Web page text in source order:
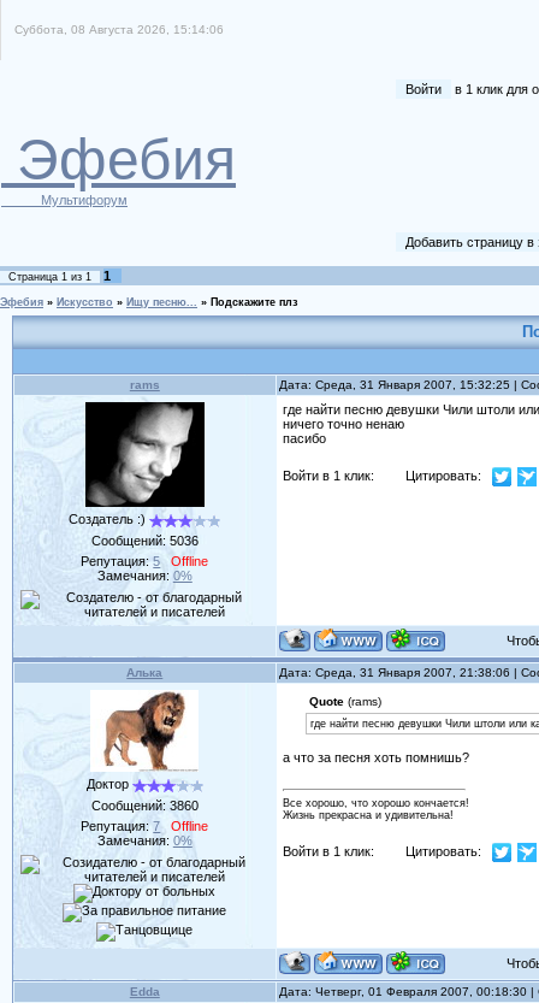
Суббота, 08 Августа 2026, 15:14:06
Войти в 1 клик для
Эфебия
Мультифорум
Добавить страницу
Страница 1 из 1 1
Эфебия » Искусство » Ищу песню... » Подскажите плз
rams Дата: Среда, 31 Января 2007, 15:32:25 |
Создатель :)
Сообщений: 5036
Репутация:5
Offline
Замечания: 0%
где найти песню девушки Чили штоли
ничего точно ненаю
пасибо
Войти в 1 клик: Цитировать:
Алька Дата: Среда, 31 Января 2007, 21:38:06 |
Доктор
Сообщений: 3860
Репутация:7
Offline
Замечания: 0%
Quote(rams)
где найти песню девушки Чили штоли или
а что за песня хоть помнишь?
Все хорошо, что хорошо кончается!
Жизнь прекрасна и удивительна!
Войти в 1 клик: Цитировать:
Edda Дата: Четверг, 01 Февраля 2007, 00:18:30